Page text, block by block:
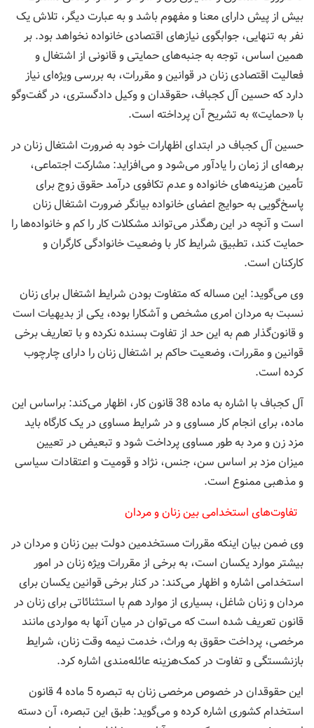
بیش از پیش دارای معنا و مفهوم باشد و به عبارت دیگر، تلاش یک
نفر به تنهایی، جوابگوی نیازهای اقتصادی خانواده نخواهد بود. بر
همین اساس، توجه به جنبه‌های حمایتی و قانونی از اشتغال و
فعالیت اقتصادی زنان در قوانین و مقررات، به بررسی‌ ویژه‌ای نیاز
دارد که حسین آل کجباف، حقوقدان و وکیل دادگستری، در گفت‌وگو
با «حمایت» به تشریح آن پرداخته است.
حسین آل کجباف در ابتدای اظهارات خود به ضرورت اشتغال زنان در
برهه‌ای از زمان را یادآور می‌شود و می‌افزاید: مشارکت اجتماعی،
تأمین هزینه‌های خانواده و عدم تکافوی درآمد حقوق زوج برای
پاسخ‌گویی به حوایج اعضای خانواده بیانگر ضرورت اشتغال زنان
است و آنچه در این رهگذر می‌تواند مشکلات کار را کم و خانواده‌ها را
حمایت کند، تطبیق شرایط کار با وضعیت خانوادگی کارگران و
کارکنان است.
وی می‌گوید: این مساله که متفاوت بودن شرایط اشتغال برای زنان
نسبت به مردان امری مشخص و آشکارا بوده، یکی از بدیهیات است
و قانون‌گذار هم به این حد از تفاوت بسنده نکرده و با تعاریف برخی
قوانین و مقررات، وضعیت حاکم بر اشتغال زنان را دارای چارچوب
کرده است.
آل کجباف با اشاره به ماده 38 قانون کار، اظهار می‌کند: براساس این
ماده، برای انجام کار مساوی و در شرایط مساوی در یک کارگاه باید
مزد زن و مرد به طور مساوی پرداخت شود و تبعیض در تعیین
میزان مزد بر اساس سن، جنس، نژاد و قومیت و اعتقادات سیاسی
و مذهبی ممنوع است.
تفاوت‌های استخدامی بین زنان و مردان
وی ضمن بیان اینکه مقررات مستخدمین دولت بین زنان و مردان در
بیشتر موارد یکسان است، به برخی از مقررات ویژه زنان در امور
استخدامی اشاره و اظهار می‌کند: در کنار برخی قوانین یکسان برای
مردان و زنان شاغل، بسیاری از موارد هم با استثنائاتی برای زنان در
قانون تعریف شده است که می‌توان در میان آنها به مواردی مانند
مرخصی، پرداخت حقوق به وراث، خدمت نیمه وقت زنان، شرایط
بازنشستگی و تفاوت‌ در کمک‌هزینه عائله‌مندی اشاره کرد.
این حقوقدان در خصوص مرخصی زنان به تبصره 5 ماده 4 قانون
استخدام کشوری اشاره کرده و می‌گوید: طبق این تبصره، آن دسته